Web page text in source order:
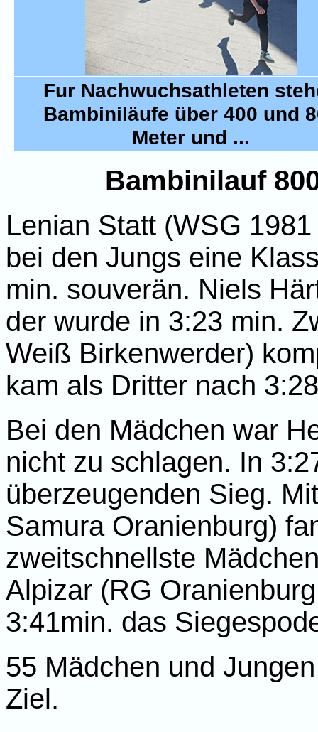
Fur Nachwuchsathleten
Bambiniläufe über 400 und
Meter und ...
Bambinilauf
Lenian Statt (WSG
bei den Jungs eine
min. souverän. Niels
der wurde in 3:23 min.
Weiß Birkenwerder)
kam als Dritter nach
Bei den Mädchen war
nicht zu schlagen. In
überzeugenden Sieg.
Samura Oranienburg)
zweitschnellste
Alpizar (RG
3:41min. das
55 Mädchen und
Ziel.